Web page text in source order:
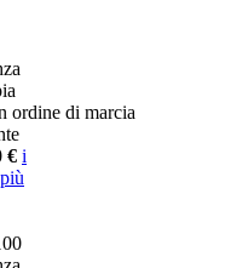
ordine di marcia
€ i